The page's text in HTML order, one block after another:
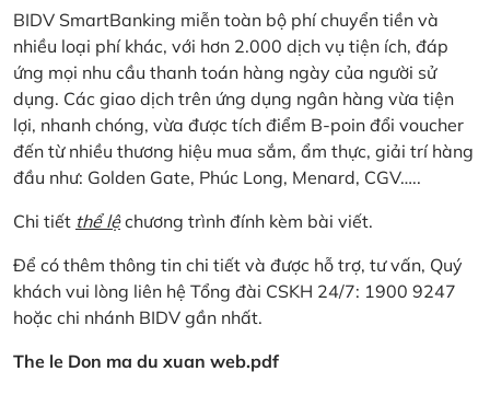
BIDV SmartBanking miễn toàn bộ phí chuyển tiền và
nhiều loại phí khác, với hơn 2.000 dịch vụ tiện ích, đáp
ứng mọi nhu cầu thanh toán hàng ngày của người sử
dụng. Các giao dịch trên ứng dụng ngân hàng vừa tiện
lợi, nhanh chóng, vừa được tích điểm B-poin đổi voucher
đến từ nhiều thương hiệu mua sắm, ẩm thực, giải trí hàng
đầu như: Golden Gate, Phúc Long, Menard, CGV…..
Chi tiết thể lệchương trình đính kèm bài viết.
Để có thêm thông tin chi tiết và được hỗ trợ, tư vấn, Quý
khách vui lòng liên hệ Tổng đài CSKH 24/7: 1900 9247
hoặc chi nhánh BIDV gần nhất.
The le Don ma du xuan web.pdf